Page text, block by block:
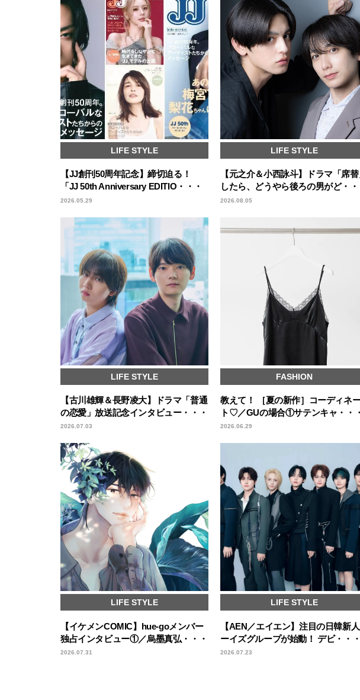
LIFE STYLE
【JJ創刊50周年記念】締切迫る！
「JJ 50th Anniversary EDITIO・・・
2026.05.29
LIFE STYLE
【元之介＆小西詠斗】ドラマ「席替
したら、どうやら後ろの男がど・・
2026.08.05
LIFE STYLE
【古川雄輝＆長野凌大】ドラマ「普通
の恋愛」放送記念インタビュー・・・
2026.07.03
FASHION
教えて！ ［夏の新作］コーディネ
ト♡／GUの場合①サテンキャ・・・
2026.06.29
LIFE STYLE
【イケメンCOMIC】hue-goメンバー
独占インタビュー①／烏墨真弘・・・
2026.07.31
LIFE STYLE
【AEN／エイエン】注目の日韓新
ーイズグループが始動！ デビ・・・
2026.07.23